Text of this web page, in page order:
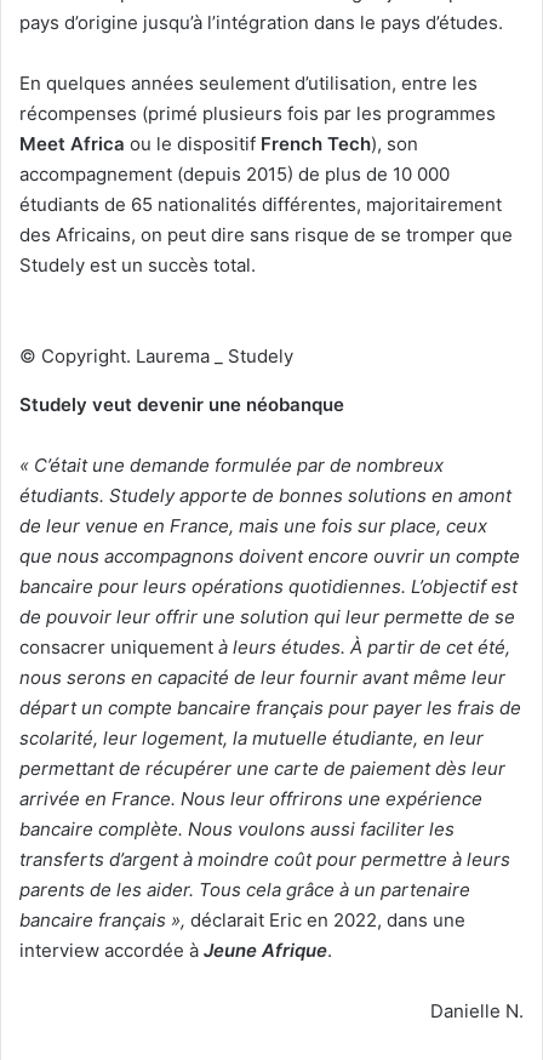
pays d’origine jusqu’à l’intégration dans le pays d’études.
En quelques années seulement d’utilisation, entre les
récompenses (primé plusieurs fois par les programmes
Meet Africa ou le dispositif French Tech), son
accompagnement (depuis 2015) de plus de 10 000
étudiants de 65 nationalités différentes, majoritairement
des Africains, on peut dire sans risque de se tromper que
Studely est un succès total.
© Copyright. Laurema _ Studely
Studely veut devenir une néobanque
« C’était une demande formulée par de nombreux
étudiants. Studely apporte de bonnes solutions en amont
de leur venue en France, mais une fois sur place, ceux
que nous accompagnons doivent encore ouvrir un compte
bancaire pour leurs opérations quotidiennes. L’objectif est
de pouvoir leur offrir une solution qui leur permette de se
consacrer uniquement à leurs études. À partir de cet été,
nous serons en capacité de leur fournir avant même leur
départ un compte bancaire français pour payer les frais de
scolarité, leur logement, la mutuelle étudiante, en leur
permettant de récupérer une carte de paiement dès leur
arrivée en France. Nous leur offrirons une expérience
bancaire complète. Nous voulons aussi faciliter les
transferts d’argent à moindre coût pour permettre à leurs
parents de les aider. Tous cela grâce à un partenaire
bancaire français », déclarait Eric en 2022, dans une
interview accordée à Jeune Afrique.
Danielle N.